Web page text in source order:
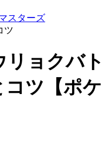
スターズ
ツ
リョクバト
ツ【ポケ